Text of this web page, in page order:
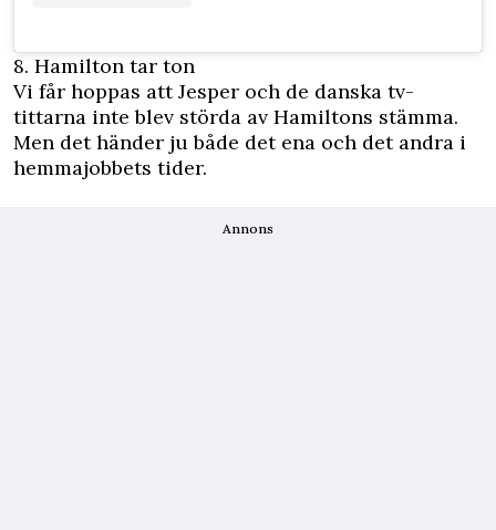
8. Hamilton tar ton
Vi får hoppas att Jesper och de danska tv-
tittarna inte blev störda av Hamiltons stämma.
Men det händer ju både det ena och det andra i
hemmajobbets tider.
Annons